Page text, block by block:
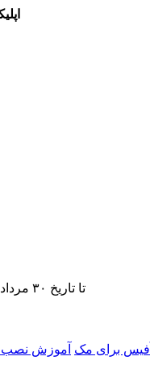
تا تاریخ ۳۰ مرداد ۱۴۰۵ با خرید هر گیفت‌کارت، ۲۰ درصد تخفیف اشتراک اپ‌استور مک نید را دریافت کنید.
آفیس برای مک آموزش نصب